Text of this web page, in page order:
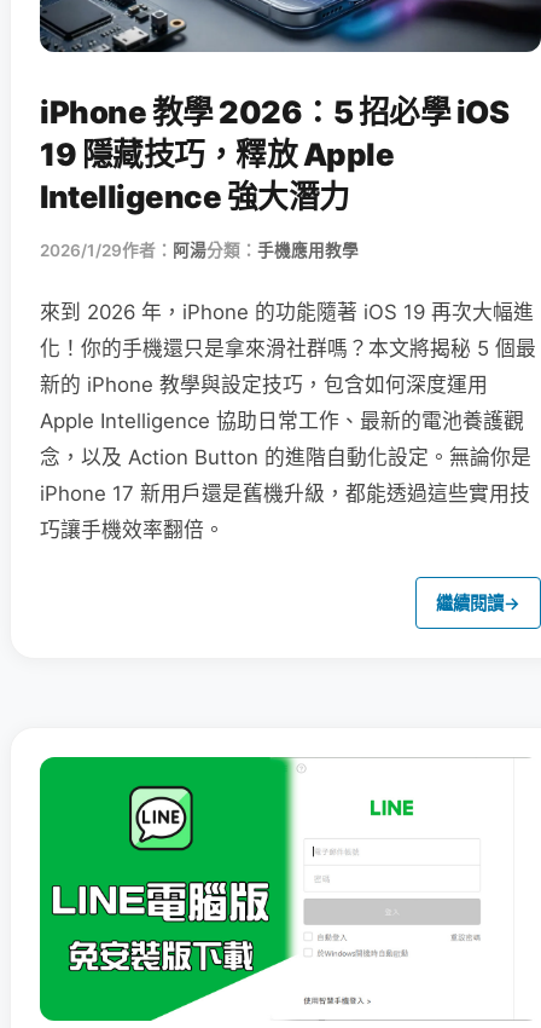
iPhone 教學 2026：5 招必學 iOS
19 隱藏技巧，釋放 Apple
Intelligence 強大潛力
2026/1/29作者： 阿湯分類： 手機應用教學
來到 2026 年，iPhone 的功能隨著 iOS 19 再次大幅進
化！你的手機還只是拿來滑社群嗎？本文將揭秘 5 個最
新的 iPhone 教學與設定技巧，包含如何深度運用
Apple Intelligence 協助日常工作、最新的電池養護觀
念，以及 Action Button 的進階自動化設定。無論你是
iPhone 17 新用戶還是舊機升級，都能透過這些實用技
巧讓手機效率翻倍。
繼續閱讀→